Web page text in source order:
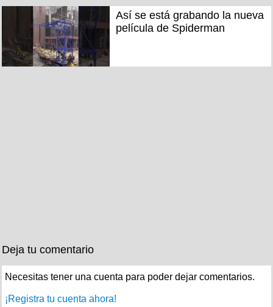
Así se está grabando la nueva
película de Spiderman
Deja tu comentario
Necesitas tener una cuenta para poder dejar comentarios.
¡Registra tu cuenta ahora!